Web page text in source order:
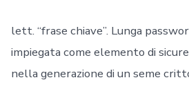
lett. “frase chiave”. Lunga
impiegata come elemento di
nella generazione di un seme